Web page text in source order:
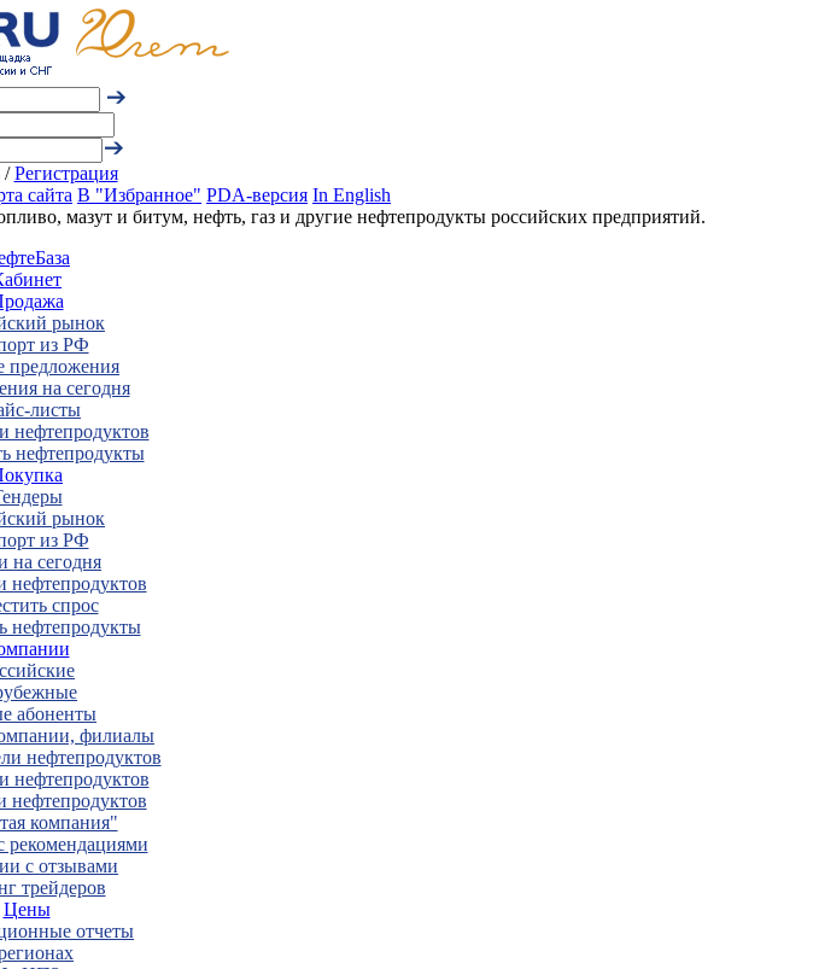
/Регистрация
сайта В "Избранное" PDA-версия In English
мазут и битум, нефть, газ и другие нефтепродукты российских предприятий.
рынок
из РФ
предложения
на сегодня
листы
нефтепродуктов
нефтепродукты
рынок
из РФ
на сегодня
нефтепродуктов
спрос
нефтепродукты
абоненты
филиалы
нефтепродуктов
нефтепродуктов
нефтепродуктов
компания"
рекомендациями
с отзывами
трейдеров
Цены
отчеты